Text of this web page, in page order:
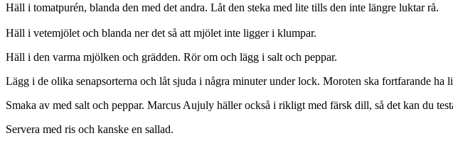
Häll i tomatpurén, blanda den med det andra. Låt den steka med lite tills den inte längre luktar rå.
Häll i vetemjölet och blanda ner det så att mjölet inte ligger i klumpar.
Häll i den varma mjölken och grädden. Rör om och lägg i salt och peppar.
Lägg i de olika senapsorterna och låt sjuda i några minuter under lock. Moroten ska fortfarande ha
Smaka av med salt och peppar. Marcus Aujuly häller också i rikligt med färsk dill, så det kan du
Servera med ris och kanske en sallad.